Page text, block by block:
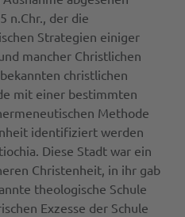
n.Chr., der die
Strategien einiger
mancher Christlichen
christlichen
mit einer bestimmten
Methode
identifiziert werden
Diese Stadt war ein
Christenheit, in ihr gab
theologische Schule
Exzesse der Schule